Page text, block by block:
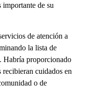
importante de su
de atención a
la lista de
Habría proporcionado
recibieran cuidados en
o de